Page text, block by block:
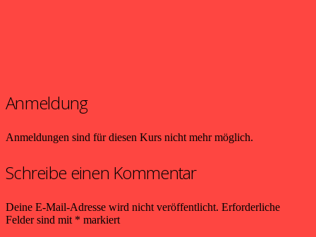
Anmeldung
Anmeldungen sind für diesen Kurs nicht mehr möglich.
Schreibe einen Kommentar
Deine E-Mail-Adresse wird nicht veröffentlicht. Erforderliche
Felder sind mit * markiert